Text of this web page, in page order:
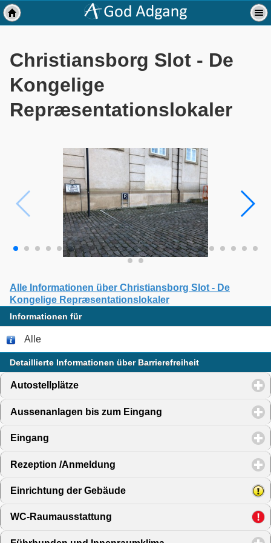
Christiansborg Slot - De
Kongelige
Repræsentationslokaler
Alle Informationen über Christiansborg Slot - De
Kongelige Repræsentationslokaler
Informationen für
Alle
Detaillierte Informationen über Barrierefreiheit
Autostellplätze
Aussenanlagen bis zum Eingang click to expand
Eingang
Rezeption /Anmeldung
Einrichtung der Gebäude
WC-Raumausstattung